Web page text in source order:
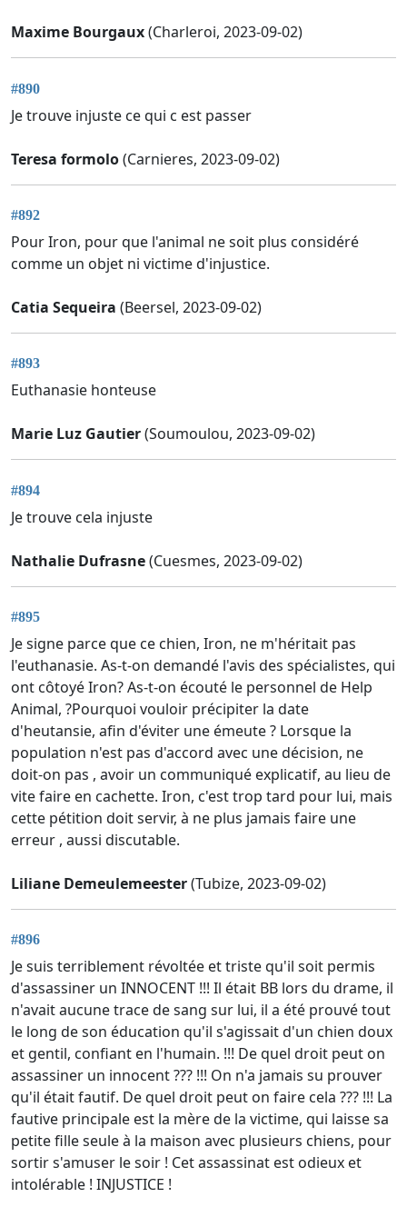
Maxime Bourgaux(Charleroi, 2023-09-02)
#890
Je trouve injuste ce qui c est passer
Teresa formolo(Carnieres, 2023-09-02)
#892
Pour Iron, pour que l'animal ne soit plus considéré
comme un objet ni victime d'injustice.
Catia Sequeira (Beersel, 2023-09-02)
#893
Euthanasie honteuse
Marie Luz Gautier(Soumoulou, 2023-09-02)
#894
Je trouve cela injuste
Nathalie Dufrasne(Cuesmes, 2023-09-02)
#895
Je signe parce que ce chien, Iron, ne m'héritait pas
l'euthanasie. As-t-on demandé l'avis des spécialistes, qui
ont côtoyé Iron? As-t-on écouté le personnel de Help
Animal, ?Pourquoi vouloir précipiter la date
d'heutansie, afin d'éviter une émeute ? Lorsque la
population n'est pas d'accord avec une décision, ne
doit-on pas , avoir un communiqué explicatif, au lieu de
vite faire en cachette. Iron, c'est trop tard pour lui, mais
cette pétition doit servir, à ne plus jamais faire une
erreur , aussi discutable.
Liliane Demeulemeester(Tubize, 2023-09-02)
#896
Je suis terriblement révoltée et triste qu'il soit permis
d'assassiner un INNOCENT !!! Il était BB lors du drame, il
n'avait aucune trace de sang sur lui, il a été prouvé tout
le long de son éducation qu'il s'agissait d'un chien doux
et gentil, confiant en l'humain. !!! De quel droit peut on
assassiner un innocent ??? !!! On n'a jamais su prouver
qu'il était fautif. De quel droit peut on faire cela ??? !!! La
fautive principale est la mère de la victime, qui laisse sa
petite fille seule à la maison avec plusieurs chiens, pour
sortir s'amuser le soir ! Cet assassinat est odieux et
intolérable ! INJUSTICE !